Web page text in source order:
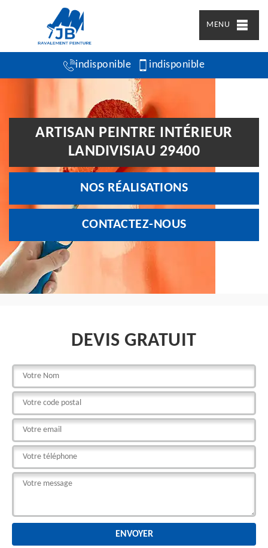
MENU
indisponible indisponible
ARTISAN PEINTRE INTÉRIEUR
LANDIVISIAU 29400
NOS RÉALISATIONS
CONTACTEZ-NOUS
DEVIS GRATUIT